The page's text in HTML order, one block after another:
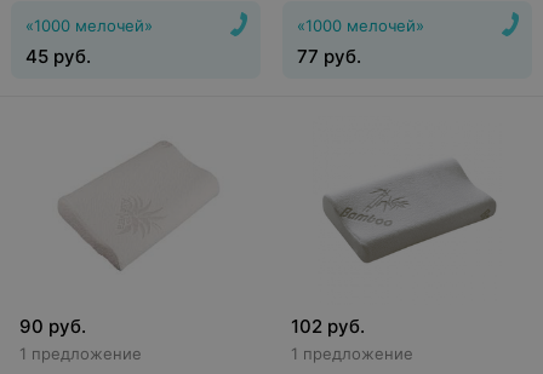
«1000 мелочей»
45 руб.
«1000 мелочей»
77 руб.
90 руб.
1 предложение
102 руб.
1 предложение